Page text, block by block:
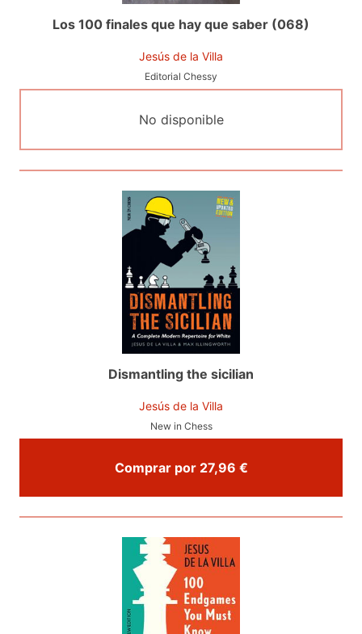
Los 100 finales que hay que saber (068)
Jesús de la Villa
Editorial Chessy
No disponible
Dismantling the sicilian
Jesús de la Villa
New in Chess
Comprar por 27,96 €